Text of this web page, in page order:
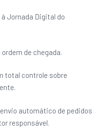
Jornada Digital do
de chegada.
total controle sobre
automático de pedidos
responsável.